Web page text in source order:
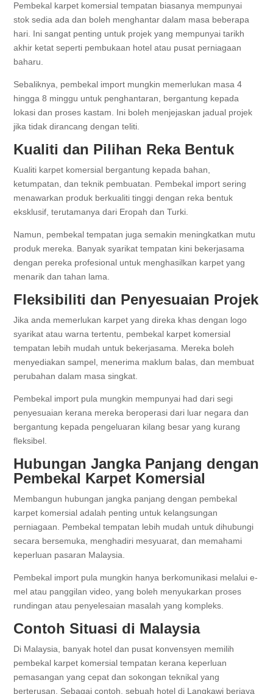
Pembekal karpet komersial tempatan biasanya mempunyai
stok sedia ada dan boleh menghantar dalam masa beberapa
hari. Ini sangat penting untuk projek yang mempunyai tarikh
akhir ketat seperti pembukaan hotel atau pusat perniagaan
baharu.
Sebaliknya, pembekal import mungkin memerlukan masa 4
hingga 8 minggu untuk penghantaran, bergantung kepada
lokasi dan proses kastam. Ini boleh menjejaskan jadual projek
jika tidak dirancang dengan teliti.
Kualiti dan Pilihan Reka Bentuk
Kualiti karpet komersial bergantung kepada bahan,
ketumpatan, dan teknik pembuatan. Pembekal import sering
menawarkan produk berkualiti tinggi dengan reka bentuk
eksklusif, terutamanya dari Eropah dan Turki.
Namun, pembekal tempatan juga semakin meningkatkan mutu
produk mereka. Banyak syarikat tempatan kini bekerjasama
dengan pereka profesional untuk menghasilkan karpet yang
menarik dan tahan lama.
Fleksibiliti dan Penyesuaian Projek
Jika anda memerlukan karpet yang direka khas dengan logo
syarikat atau warna tertentu, pembekal karpet komersial
tempatan lebih mudah untuk bekerjasama. Mereka boleh
menyediakan sampel, menerima maklum balas, dan membuat
perubahan dalam masa singkat.
Pembekal import pula mungkin mempunyai had dari segi
penyesuaian kerana mereka beroperasi dari luar negara dan
bergantung kepada pengeluaran kilang besar yang kurang
fleksibel.
Hubungan Jangka Panjang dengan
Pembekal Karpet Komersial
Membangun hubungan jangka panjang dengan pembekal
karpet komersial adalah penting untuk kelangsungan
perniagaan. Pembekal tempatan lebih mudah untuk dihubungi
secara bersemuka, menghadiri mesyuarat, dan memahami
keperluan pasaran Malaysia.
Pembekal import pula mungkin hanya berkomunikasi melalui e-
mel atau panggilan video, yang boleh menyukarkan proses
rundingan atau penyelesaian masalah yang kompleks.
Contoh Situasi di Malaysia
Di Malaysia, banyak hotel dan pusat konvensyen memilih
pembekal karpet komersial tempatan kerana keperluan
pemasangan yang cepat dan sokongan teknikal yang
berterusan. Sebagai contoh, sebuah hotel di Langkawi berjaya